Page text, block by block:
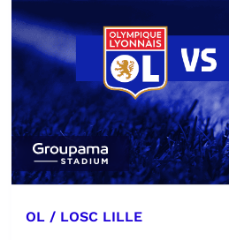
OL / LOSC LILLE